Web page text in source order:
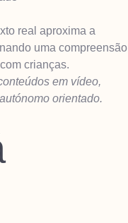
real aproxima a
uma compreensão
crianças.
em vídeo,
orientado.